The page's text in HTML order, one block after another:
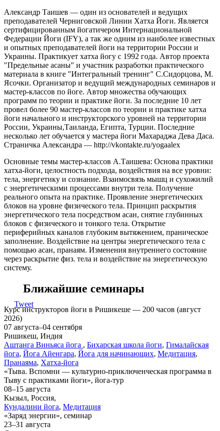
Александр Таишев — один из основателей и ведущих
преподавателей Черниговской Линии Хатха Йоги. Является
сертифицированным йогатичером Интернациональной
Федерации Йоги (IFY), а так же одним из наиболее известных
и опытных преподавателей йоги на территории России и
Украины. Практикует хатха йогу с 1992 года. Автор проекта
"Предельные асаны" и участник разработки практического
материала в книге "Интегральный тренинг" С.Сидорцова, М.
Ясочки. Организатор и ведущий международных семинаров и
мастер-классов по йоге. Автор множества обучающих
программ по теории и практике йоги. За последние 10 лет
провел более 90 мастер-классов по теории и практике хатха
йоги начального и инструкторского уровней на территории
России, Украины,Таиланда, Египта, Турции. Последние
несколько лет обучается у мастера йоги Махараджа Дева Даса.
Страничка Александра — http://vkontakte.ru/yogaalex
Основные темы мастер-классов А.Таишева: Основа практики
хатха-йоги, целостность подхода, воздействия на все уровни:
тела, энергетику и сознание. Взаимосвязь мышц и сухожилий
с энергетическими процессами внутри тела. Получение
реального опыта на практике. Проявление энергетических
блоков на уровне физического тела. Принцип раскрытия
энергетического тела посредством асан, снятие глубинных
блоков с физического и тонкого тела. Открытие
периферийных каналов глубоким вытяжением, праническое
заполнение. Воздействие на центры энергетического тела с
помощью асан, пранаям. Изменения внутреннего состояние
через раскрытие физ. тела и воздействие на энергетическую
систему.
Tweet
Ближайшие семинары
Курс инструкторов йоги в Ришикеше — 200 часов (август
2026)
07 августа–04 сентября
Ришикеш, Индия
Аштанга Виньяса йога , Бихарская школа йоги, Гималайская
йога, Йога Айенгара, Йога для начинающих, Медитация,
Пранаяма, Хатха-йога
«Тыва. Вспомни — культурно-приключенческая программа в
Тыву с практиками йоги», йога-тур
08–15 августа
Кызыл, Россия,
Кундалини йога, Медитация
«Заряд энергии», семинар
23–31 августа